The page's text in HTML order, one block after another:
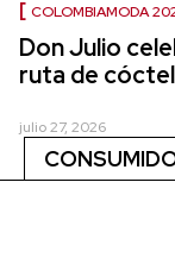
COLOMBIAMODA
Don Julio
ruta de
julio 27, 2026